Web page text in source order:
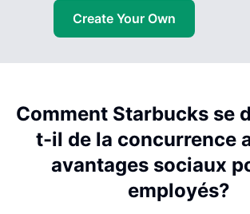
Create Your Own
Comment Starbucks se
t-il de la concurrence
avantages sociaux
employés?